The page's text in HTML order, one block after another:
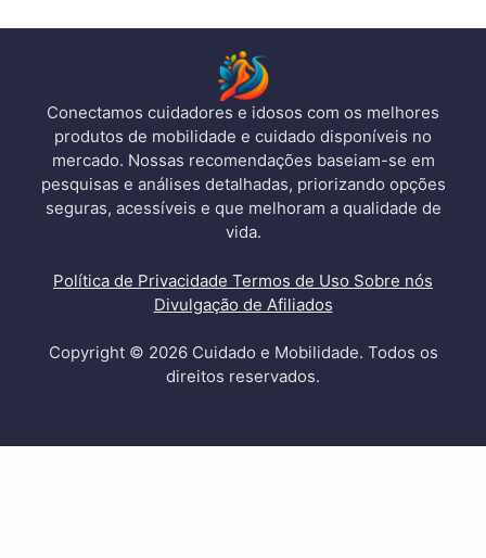
Conectamos cuidadores e idosos com os melhores
produtos de mobilidade e cuidado disponíveis no
mercado. Nossas recomendações baseiam-se em
pesquisas e análises detalhadas, priorizando opções
seguras, acessíveis e que melhoram a qualidade de
vida.
Política de Privacidade Termos de Uso Sobre nós
Divulgação de Afiliados
Copyright © 2026 Cuidado e Mobilidade. Todos os
direitos reservados.